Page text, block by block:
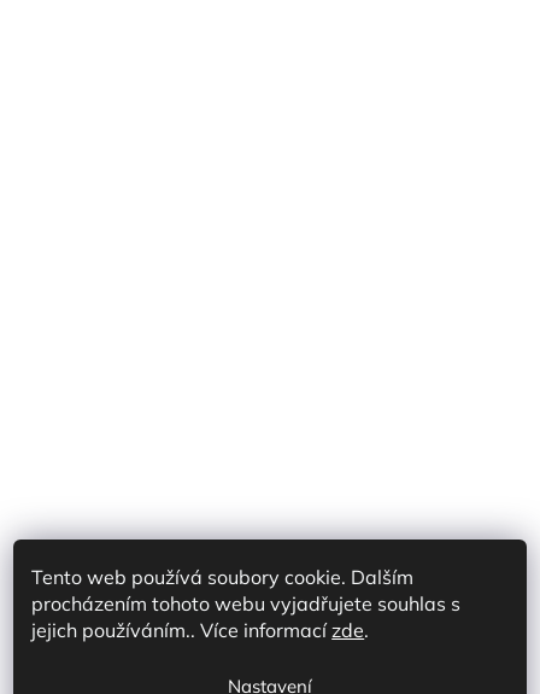
Tento web používá soubory cookie. Dalším
procházením tohoto webu vyjadřujete souhlas s
jejich používáním.. Více informacízde.
Nastavení
Shoptet Partner CZ
Shoptet Partner SK
Prodej na marketplace CZ/SK